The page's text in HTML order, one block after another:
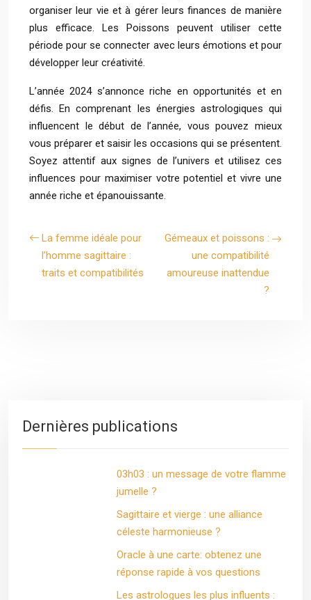
organiser leur vie et à gérer leurs finances de manière
plus efficace. Les Poissons peuvent utiliser cette
période pour se connecter avec leurs émotions et pour
développer leur créativité.
L’année 2024 s’annonce riche en opportunités et en
défis. En comprenant les énergies astrologiques qui
influencent le début de l’année, vous pouvez mieux
vous préparer et saisir les occasions qui se présentent.
Soyez attentif aux signes de l’univers et utilisez ces
influences pour maximiser votre potentiel et vivre une
année riche et épanouissante.
La femme idéale pour
l’homme sagittaire :
traits et compatibilités
Gémeaux et poissons :
une compatibilité
amoureuse inattendue
?
Dernières publications
03h03 : un message de votre flamme
jumelle ?
Sagittaire et vierge : une alliance
céleste harmonieuse ?
Oracle à une carte: obtenez une
réponse rapide à vos questions
Les astrologues les plus influents :